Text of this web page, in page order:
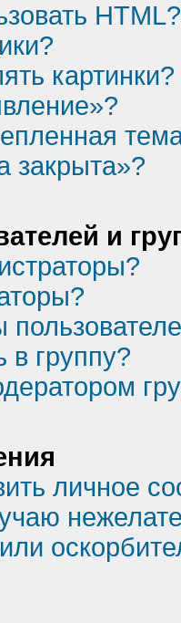
HTML?
картинки?
закрыта»?
и
в группу?
личное